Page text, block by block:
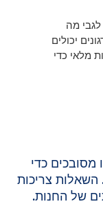
מה
יכולים
מלאי כדי
מסובכים כדי
השאלות צריכות
של החנות.